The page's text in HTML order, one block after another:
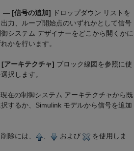
— [信号の追加] ドロップダウン リストを
力、ループ開始点のいずれかとして信号
システム デザイナーをどこから開くかに
かを行います。
[アーキテクチャ] ブロック線図を参照に使
択します。
在の制御システム アーキテクチャから既
するか、Simulink モデルから信号を追加
除には、 、 および
を使用しま